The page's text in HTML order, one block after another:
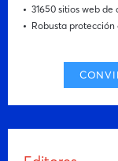
31650 sitios web de
Robusta